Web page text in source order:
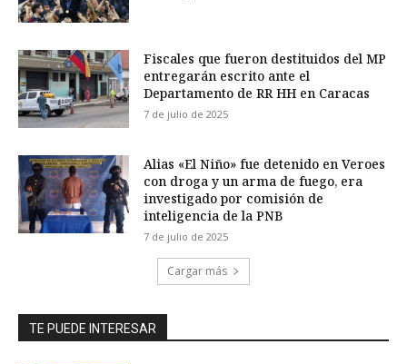
Fiscales que fueron destituidos del MP
entregarán escrito ante el
Departamento de RR HH en Caracas
7 de julio de 2025
Alias «El Niño» fue detenido en Veroes
con droga y un arma de fuego, era
investigado por comisión de
inteligencia de la PNB
7 de julio de 2025
Cargar más
TE PUEDE INTERESAR